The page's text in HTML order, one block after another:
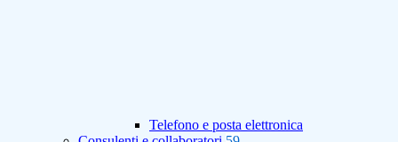
Telefono e posta elettronica